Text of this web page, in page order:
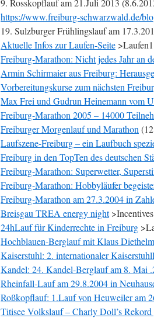
9. Rosskopflauf am 21.Juli 2013
https://www.freiburg-schwarzwald.de/
19. Sulzburger Frühlingslauf am
Aktuelle Infos zur Laufen-Seite >Laufen1
Freiburg-Marathon: Nicht jedes Jahr an
Armin Schirmaier aus Freiburg:
Vorbereitungskurse zum nächsten
Max Frei und Gudrun Heinemann vom
Freiburg-Marathon 2005 – 14000
Freiburger Morgenlauf und Marathon
Laufszene-Freiburg – ein Laufbuch
Freiburg in den TopTen des deutschen
Freiburg-Marathon: Superwetter,
Freiburg-Marathon: Hobbyläufer
Freiburg-Marathon am 27.3.2004 in
Breisgau TREA energy night
24hLauf für Kinderrechte in Freiburg
Hochblauen-Berglauf mit Klaus
Kaiserstuhl: 2. internationaler
Kandel: 24. Kandel-Berglauf am 8. Mai
Rheinfall-Lauf am 29.8.2004 in
Roßkopflauf: 1.Lauf von Heuweiler am
Titisee Volkslauf – Charly Doll’s Rekord